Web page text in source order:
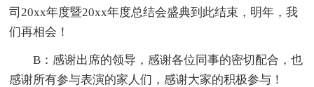
司20xx年度暨20xx年度总结会盛典到此结束，明年，我
们再相会！
B：感谢出席的领导，感谢各位同事的密切配合，也
感谢所有参与表演的家人们，感谢大家的积极参与！